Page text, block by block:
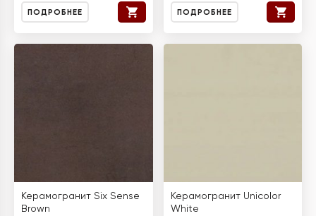
ПОДРОБНЕЕ ПОДРОБНЕЕ
Керамогранит Six Sense
Brown
Керамогранит Unicolor
White